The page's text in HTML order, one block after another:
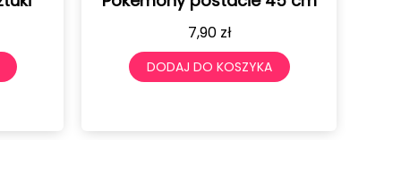
DODAJ DO KOSZYKA